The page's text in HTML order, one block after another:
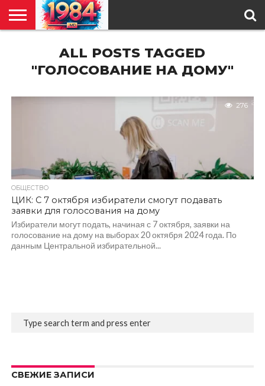
ПОЛИТИКА
ОБЩЕСТВО
РЕГИОНЫ
КУЛЬТУРА
АНАЛИТИКА
СПЕЦПРОЕКТALL POSTS TAGGED
"ГОЛОСОВАНИЕ НА ДОМУ"
276
ОБЩЕСТВО
ЦИК: С 7 октября избиратели смогут подавать
заявки для голосования на дому
Избиратели могут подать, начиная с 7 октября, заявки на
голосование на дому на выборах 20 октября 2024 года. По
данным Центральной избирательной...
СВЕЖИЕ ЗАПИСИ